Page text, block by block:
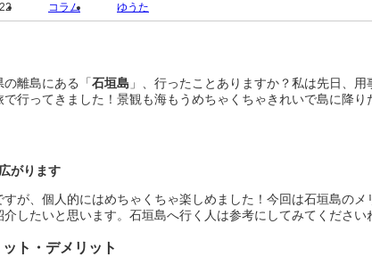
コラム ゆうた
離島にある「石垣島 」、行ったことありますか？私は先日、用
で行ってきました！景観も海もうめちゃくちゃきれいで島に降り
がります
すが、個人的にはめちゃくちゃ楽しめました！今回は石垣島のメ
介したいと思います。石垣島へ行く人は参考にしてみてください
ト・デメリット